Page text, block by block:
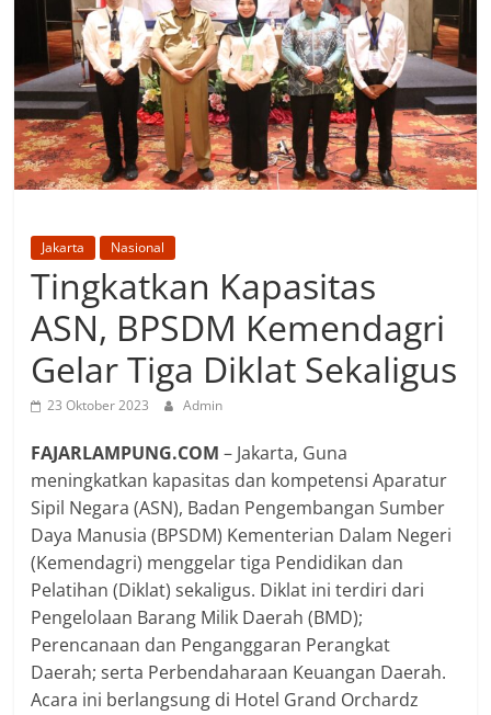
Jakarta Nasional
Tingkatkan Kapasitas
ASN, BPSDM Kemendagri
Gelar Tiga Diklat Sekaligus
23 Oktober 2023 Admin
FAJARLAMPUNG.COM– Jakarta, Guna
meningkatkan kapasitas dan kompetensi Aparatur
Sipil Negara (ASN), Badan Pengembangan Sumber
Daya Manusia (BPSDM) Kementerian Dalam Negeri
(Kemendagri) menggelar tiga Pendidikan dan
Pelatihan (Diklat) sekaligus. Diklat ini terdiri dari
Pengelolaan Barang Milik Daerah (BMD);
Perencanaan dan Penganggaran Perangkat
Daerah; serta Perbendaharaan Keuangan Daerah.
Acara ini berlangsung di Hotel Grand Orchardz